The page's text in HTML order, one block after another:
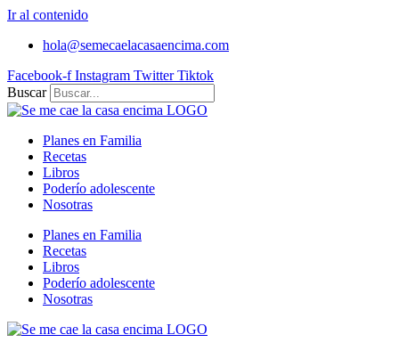
Ir al contenido
hola@semecaelacasaencima.com
Facebook-f Instagram Twitter Tiktok
Buscar
Planes en Familia
Recetas
Libros
Poderío adolescente
Nosotras
Planes en Familia
Recetas
Libros
Poderío adolescente
Nosotras